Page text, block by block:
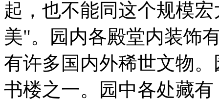
起，也不能同这个规模
美"。园内各殿堂内装饰
有许多国内外稀世文物
书楼之一。园中各处藏